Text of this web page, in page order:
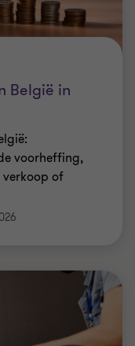
België in
voorheffing,
verkoop of